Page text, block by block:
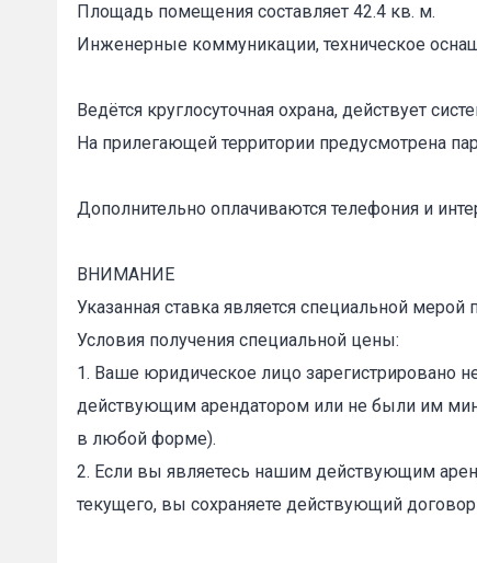
Площадь помещения составляет 42.4 кв. м.
Инженерные коммуникации, техническое
Ведётся круглосуточная охрана, действует
На прилегающей территории предусмотрена
Дополнительно оплачиваются телефония и
ВНИМАНИЕ
Указанная ставка является специальной
Условия получения специальной цены:
1. Ваше юридическое лицо зарегистрировано
действующим арендатором или не были им
в любой форме).
2. Если вы являетесь нашим действующим
текущего, вы сохраняете действующий